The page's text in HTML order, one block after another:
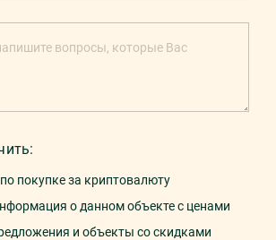
покупке за криптовалюту
о данном объекте с ценами
и объекты со скидками